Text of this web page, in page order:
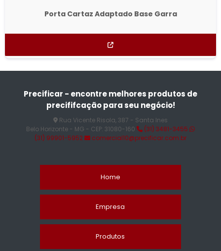
Porta Cartaz Adaptado Base Garra
Precificar - encontre melhores produtos de
precififcação para seu negócio!
Rua Vicente Risola, 387 - Santa Ines
Belo Horizonte - MG - CEP: 31080-160
(31) 3481-3455
(31) 99901-5952
comercial10@precificar.com.br
Home
Empresa
Produtos